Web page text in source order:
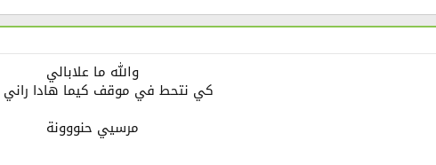
والله ما علابالي
كي نتحط في موقف كيما هادا راني
مرسيي حنووونة